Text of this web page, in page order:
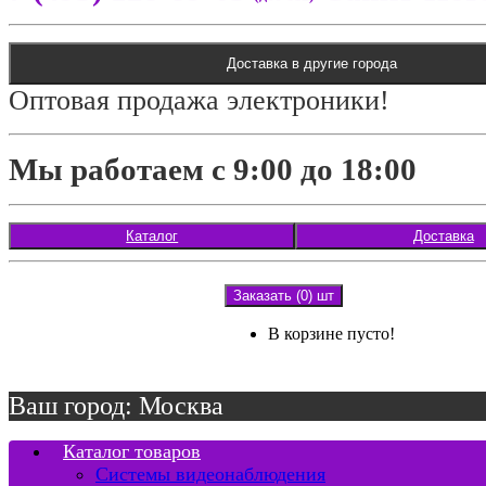
Доставка в другие города
Оптовая продажа электроники!
Мы работаем с 9:00 до 18:00
Каталог Доставка
Заказать (0) шт
В корзине пусто!
Ваш город: Москва
Каталог товаров
Системы видеонаблюдения